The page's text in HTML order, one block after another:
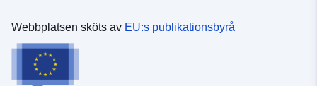
Webbplatsen sköts av EU:s publikationsbyrå